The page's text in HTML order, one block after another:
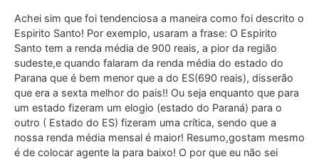
Achei sim que foi tendenciosa a maneira como foi descrito o
Espirito Santo! Por exemplo, usaram a frase: O Espirito
Santo tem a renda média de 900 reais, a pior da região
sudeste,e quando falaram da renda média do estado do
Parana que é bem menor que a do ES(690 reais), disserão
que era a sexta melhor do pais!! Ou seja enquanto que para
um estado fizeram um elogio (estado do Paraná) para o
outro ( Estado do ES) fizeram uma crítica, sendo que a
nossa renda média mensal é maior! Resumo,gostam mesmo
é de colocar agente la para baixo! O por que eu não sei